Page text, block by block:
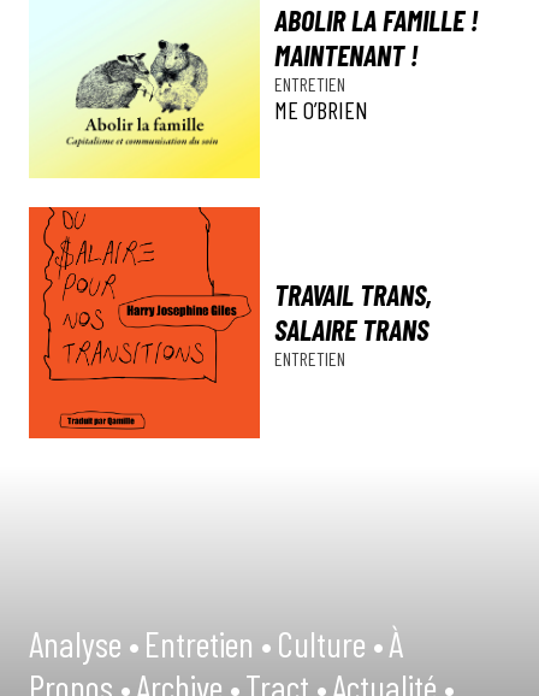
ABOLIR LA FAMILLE !
MAINTENANT !
ENTRETIEN
ME O’BRIEN
TRAVAIL TRANS,
SALAIRE TRANS
ENTRETIEN
Analyse •Entretien •Culture •À
Propos •Archive •Tract •Actualité •